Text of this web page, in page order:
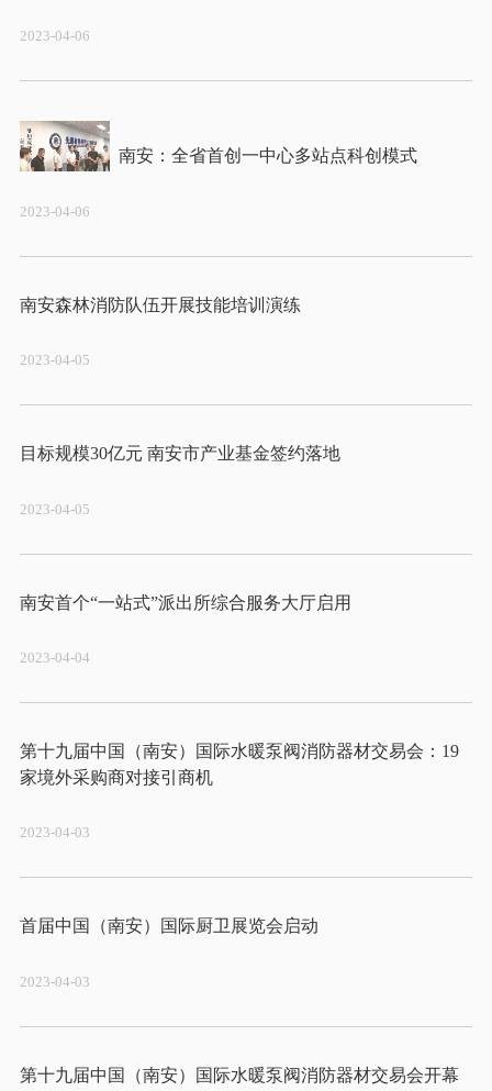
2023-04-06
2023-04-06
2023-04-05
目标规模30亿元 南安市产业基金签约落地
2023-04-05
2023-04-04
第十九届中国（南安）国际水暖泵阀消防器材交易会：19
家境外采购商对接引商机
2023-04-03
2023-04-03